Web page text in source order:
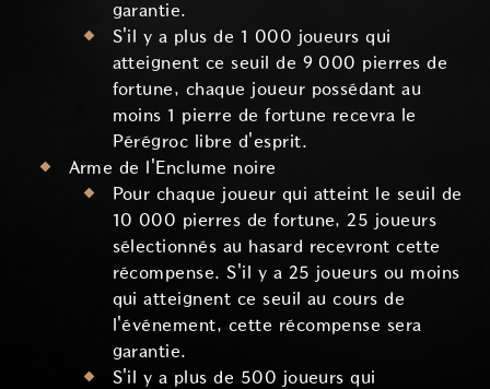
garantie.
S'il y a plus de 1 000 joueurs qui
atteignent ce seuil de 9 000 pierres de
fortune, chaque joueur possédant au
moins 1 pierre de fortune recevra le
Pérégroc libre d'esprit.
Arme de l'Enclume noire
Pour chaque joueur qui atteint le seuil de
10 000 pierres de fortune, 25 joueurs
sélectionnés au hasard recevront cette
récompense. S'il y a 25 joueurs ou moins
qui atteignent ce seuil au cours de
l'événement, cette récompense sera
garantie.
S'il y a plus de 500 joueurs qui